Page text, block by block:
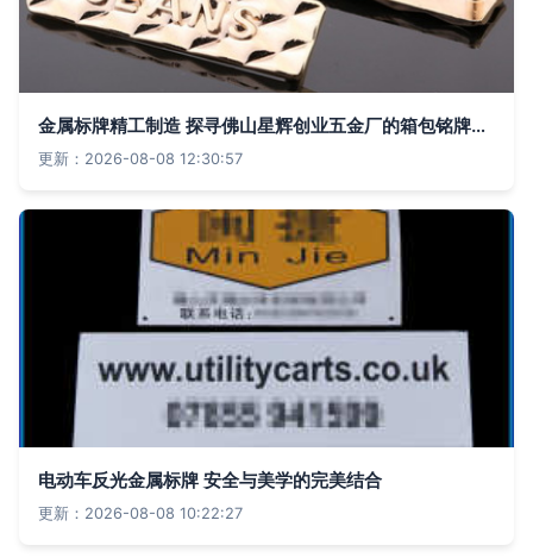
金属标牌精工制造 探寻佛山星辉创业五金厂的箱包铭牌供应之道
更新：2026-08-08 12:30:57
电动车反光金属标牌 安全与美学的完美结合
更新：2026-08-08 10:22:27